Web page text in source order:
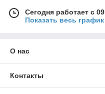
Сегодня работает с
Показать весь
О нас
Контакты